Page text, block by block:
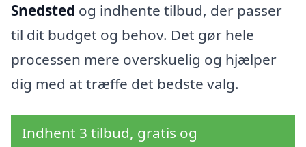
Snedsted og indhente tilbud, der passer
til dit budget og behov. Det gør hele
processen mere overskuelig og hjælper
dig med at træffe det bedste valg.
Indhent 3 tilbud, gratis og